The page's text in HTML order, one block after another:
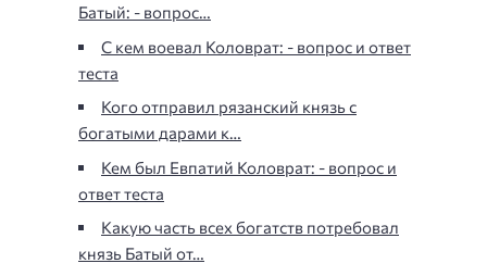
Батый: - вопрос…
С кем воевал Коловрат: - вопрос и ответ
теста
Кого отправил рязанский князь с
богатыми дарами к…
Кем был Евпатий Коловрат: - вопрос и
ответ теста
Какую часть всех богатств потребовал
князь Батый от…